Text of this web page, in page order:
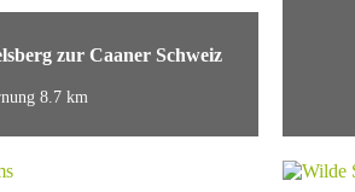
zur Caaner Schweiz
8.7 km